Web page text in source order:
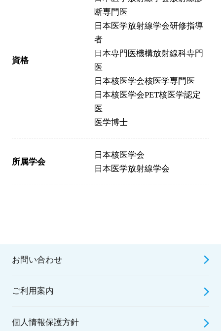
資格
断専門医
日本医学放射線学会研修指導
者
日本専門医機構放射線科専門
医
日本核医学会核医学専門医
日本核医学会PET核医学認定
医
医学博士
所属学会
日本核医学会
日本医学放射線学会
お問い合わせ
ご利用案内
個人情報保護方針